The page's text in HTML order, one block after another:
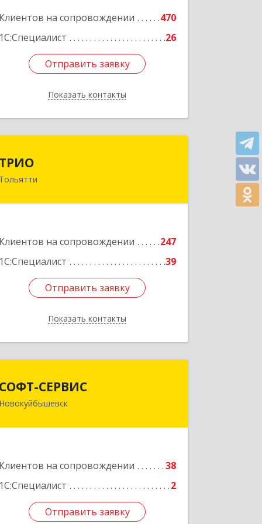
Клиентов на сопровождении
470
1С:Специалист
26
Отправить заявку
Показать контакты
Отправить заявку
Назад
ТРИО
Тольятти
Клиентов на сопровождении
247
1С:Специалист
39
Отправить заявку
Показать контакты
445004, Самарская обл, Тольятти г,
Отправить заявку
Назад
СОФТ-СЕРВИС
Новокуйбышевск
Клиентов на сопровождении
38
1С:Специалист
2
Отправить заявку
Подробнее
Отправить заявку